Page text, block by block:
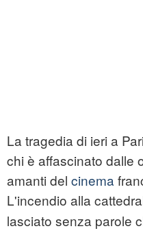
La tragedia di ieri a
chi è affascinato dalle
amanti del cinema
L'incendio alla
lasciato senza parole